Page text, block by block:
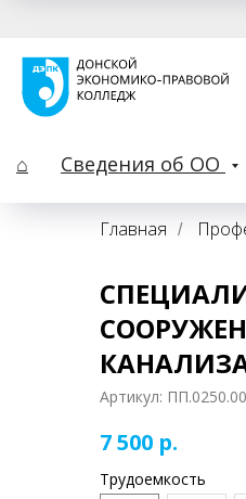
⌂ Сведения об ОО
Главная /
Артикул:
7 500 р.
Трудоемкость